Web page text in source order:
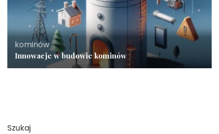
kominów
Innowacje w budowie kominów
Szukaj